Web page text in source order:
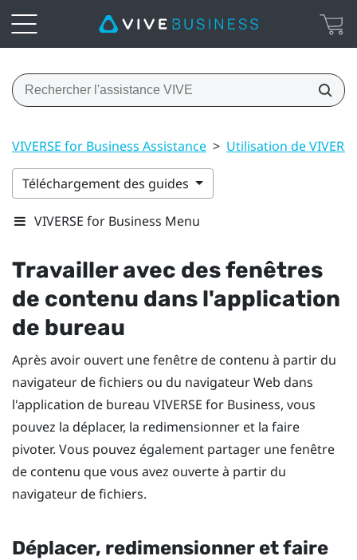
VIVERSE for Business Assistance > Utilisation de
Téléchargement des guides
VIVERSE for Business Menu
Travailler avec des fenêtres
de contenu dans l'application
de bureau
Après avoir ouvert une fenêtre de contenu à partir du
navigateur de fichiers ou du navigateur Web dans
l'application de bureau VIVERSE for Business, vous
pouvez la déplacer, la redimensionner et la faire
pivoter. Vous pouvez également partager une fenêtre
de contenu que vous avez ouverte à partir du
navigateur de fichiers.
Déplacer, redimensionner et faire